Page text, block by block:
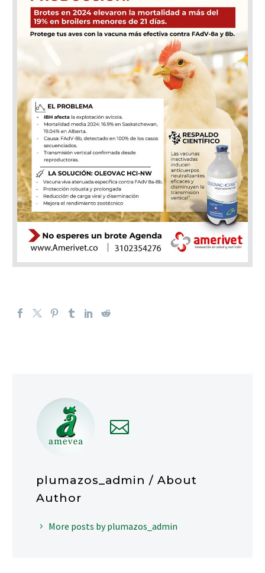
plumazos_admin/ About
Author
More posts by plumazos_admin